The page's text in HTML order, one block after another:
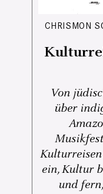
CHRISMON
Von
über
ein, Kultur
und